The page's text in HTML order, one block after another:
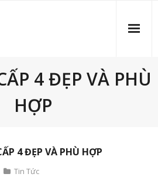
4 ĐẸP VÀ PHÙ
HỢP
4 ĐẸP VÀ PHÙ HỢP
Tin Tức